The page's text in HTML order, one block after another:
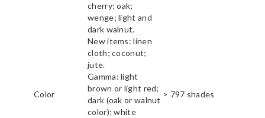
Color
cherry; oak;
wenge; light and
dark walnut.
New items: linen
cloth; coconut;
jute.
Gamma: light
brown or light red;
dark (oak or walnut
color); white
> 797 shades